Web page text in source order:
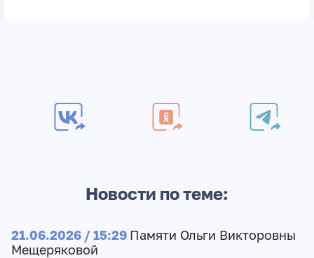
Новости по теме:
21.06.2026 / 15:29 Памяти Ольги Викторовны
Мещеряковой